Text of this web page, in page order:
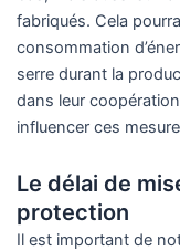
fabriqués. Cela
consommation
serre durant la
dans leur
influencer ces
Le délai de
protection
Il est important de